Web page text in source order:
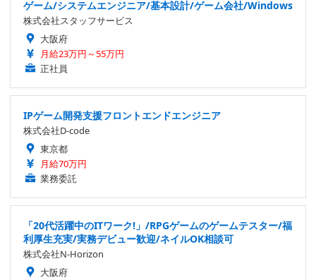
ゲーム/システムエンジニア/基本設計/ゲーム会社/Windows
株式会社スタッフサービス
大阪府
月給23万円～55万円
正社員
IPゲーム開発支援フロントエンドエンジニア
株式会社D-code
東京都
月給70万円
業務委託
「20代活躍中のITワーク!」/RPGゲームのゲームテスター/福
利厚生充実/実務デビュー歓迎/ネイルOK相談可
株式会社N-Horizon
大阪府